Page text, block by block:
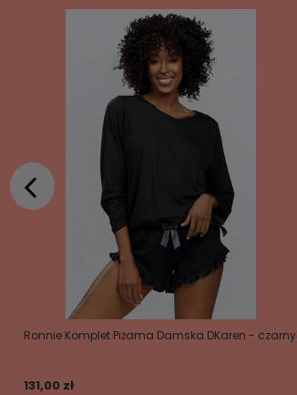
Ronnie Komplet Piżama Damska DKaren - czarny
131,00 zł